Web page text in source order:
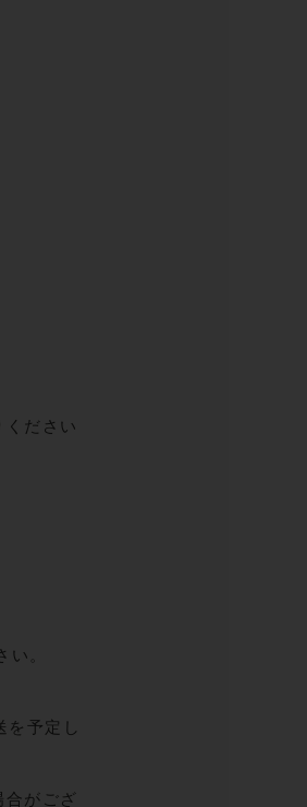
ください
。
を予定し
合がござ